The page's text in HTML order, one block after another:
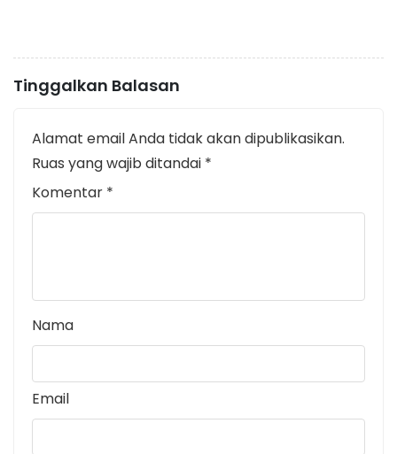
Tinggalkan Balasan
Alamat email Anda tidak akan dipublikasikan.
Ruas yang wajib ditandai *
Komentar *
Nama
Email